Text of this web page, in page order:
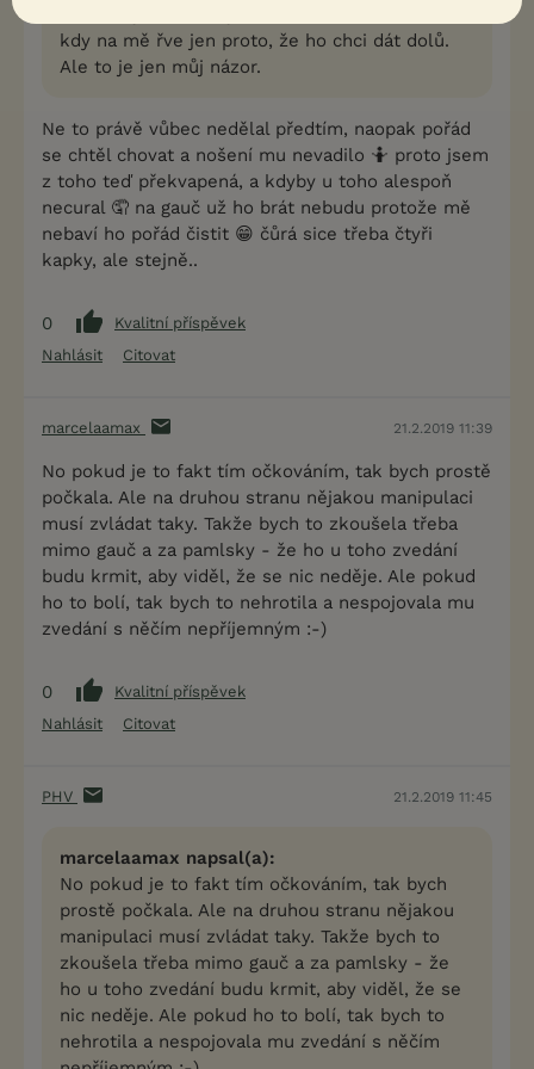
kdy na mě řve jen proto, že ho chci dát dolů.
Ale to je jen můj názor.
Ne to právě vůbec nedělal předtím, naopak pořád
se chtěl chovat a nošení mu nevadilo 🤷 proto jsem
z toho teď překvapená, a kdyby u toho alespoň
necural 🤦 na gauč už ho brát nebudu protože mě
nebaví ho pořád čistit 😁 čůrá sice třeba čtyři
kapky, ale stejně..
0
Kvalitní příspěvek
Nahlásit
Citovat
marcelaamax 21.2.2019 11:39
No pokud je to fakt tím očkováním, tak bych prostě
počkala. Ale na druhou stranu nějakou manipulaci
musí zvládat taky. Takže bych to zkoušela třeba
mimo gauč a za pamlsky - že ho u toho zvedání
budu krmit, aby viděl, že se nic neděje. Ale pokud
ho to bolí, tak bych to nehrotila a nespojovala mu
zvedání s něčím nepříjemným :-)
0
Kvalitní příspěvek
Nahlásit
Citovat
PHV 21.2.2019 11:45
marcelaamax napsal(a):
No pokud je to fakt tím očkováním, tak bych
prostě počkala. Ale na druhou stranu nějakou
manipulaci musí zvládat taky. Takže bych to
zkoušela třeba mimo gauč a za pamlsky - že
ho u toho zvedání budu krmit, aby viděl, že se
nic neděje. Ale pokud ho to bolí, tak bych to
nehrotila a nespojovala mu zvedání s něčím